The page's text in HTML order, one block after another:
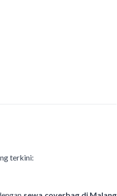
terkini: